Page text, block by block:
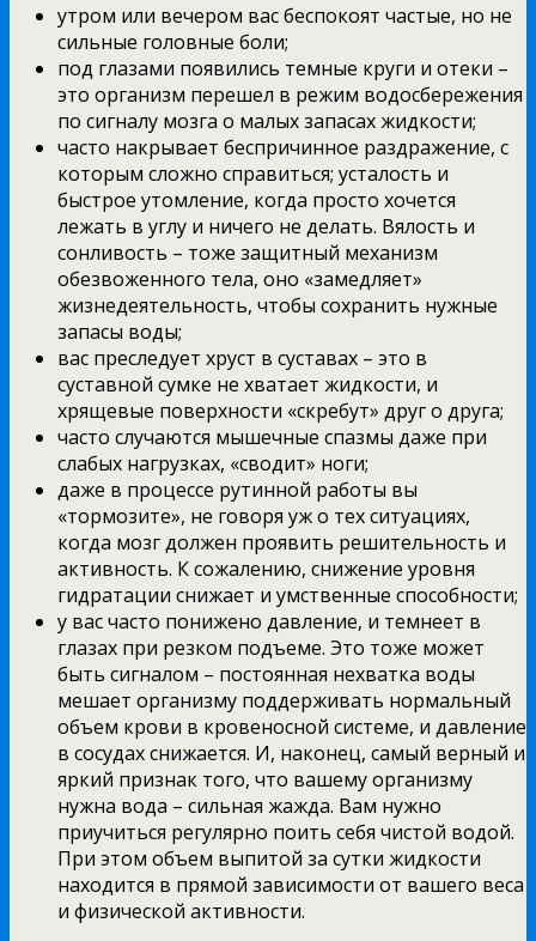
утром или вечером вас беспокоят частые, но не
сильные головные боли;
под глазами появились темные круги и отеки –
это организм перешел в режим водосбережения
по сигналу мозга о малых запасах жидкости;
часто накрывает беспричинное раздражение, с
которым сложно справиться; усталость и
быстрое утомление, когда просто хочется
лежать в углу и ничего не делать. Вялость и
сонливость – тоже защитный механизм
обезвоженного тела, оно «замедляет»
жизнедеятельность, чтобы сохранить нужные
запасы воды;
вас преследует хруст в суставах – это в
суставной сумке не хватает жидкости, и
хрящевые поверхности «скребут» друг о друга;
часто случаются мышечные спазмы даже при
слабых нагрузках, «сводит» ноги;
даже в процессе рутинной работы вы
«тормозите», не говоря уж о тех ситуациях,
когда мозг должен проявить решительность и
активность. К сожалению, снижение уровня
гидратации снижает и умственные способности;
у вас часто понижено давление, и темнеет в
глазах при резком подъеме. Это тоже может
быть сигналом – постоянная нехватка воды
мешает организму поддерживать нормальный
объем крови в кровеносной системе, и давление
в сосудах снижается. И, наконец, самый верный и
яркий признак того, что вашему организму
нужна вода – сильная жажда. Вам нужно
приучиться регулярно поить себя чистой водой.
При этом объем выпитой за сутки жидкости
находится в прямой зависимости от вашего веса
и физической активности.